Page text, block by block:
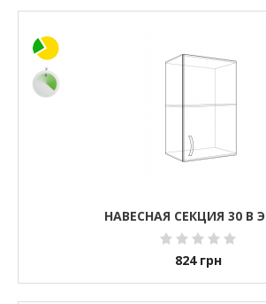
НАВЕСНАЯ СЕКЦИЯ 30 В
824 грн